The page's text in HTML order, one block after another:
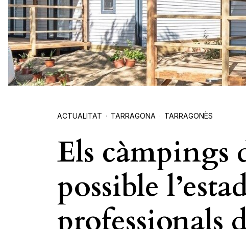
ACTUALITAT TARRAGONA TARRAGONÈS
Els càmpings
possible
professionals